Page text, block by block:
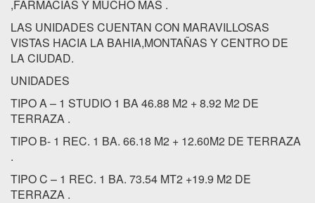
,FARMACIAS Y MUCHO MAS .
LAS UNIDADES CUENTAN CON MARAVILLOSAS
VISTAS HACIA LA BAHIA,MONTAÑAS Y CENTRO DE
LA CIUDAD.
UNIDADES
TIPO A – 1 STUDIO 1 BA 46.88 M2 + 8.92 M2 DE
TERRAZA .
TIPO B- 1 REC. 1 BA. 66.18 M2 + 12.60M2 DE TERRAZA
.
TIPO C – 1 REC. 1 BA. 73.54 MT2 +19.9 M2 DE
TERRAZA .